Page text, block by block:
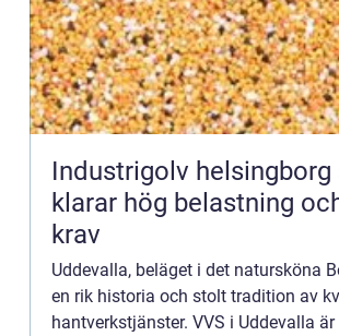
Industrigolv helsingborg
klarar hög belastning
krav
Uddevalla, beläget i det natursköna
en rik historia och stolt tradition av
hantverkstjänster. VVS i Uddevalla